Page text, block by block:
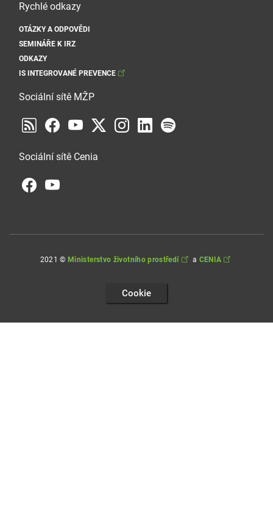
Rychlé odkazy
OTÁZKY A ODPOVĚDI
SEMINÁŘE K IRZ
ODKAZY
IS INTEGROVANÉ PREVENCE
Sociální sítě MŽP
Sociální sítě Cenia
2021 © Ministerstvo životního prostředí a CENIA
Cookie